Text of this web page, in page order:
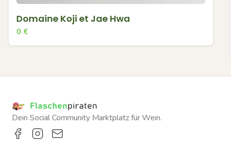
Domaine Koji et Jae Hwa
0 €
Dein Social Community Marktplatz für Wein.